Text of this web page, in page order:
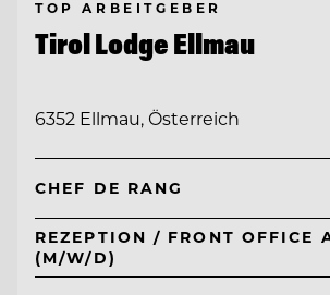
TOP ARBEITGEBER
Tirol Lodge Ellmau
6352 Ellmau, Österreich
CHEF DE RANG
REZEPTION / FRONT OFFICE
(M/W/D)